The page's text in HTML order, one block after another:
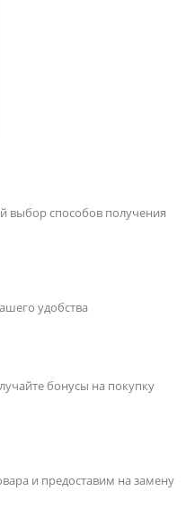
способов получения
удобства
бонусы на покупку
и предоставим на замену